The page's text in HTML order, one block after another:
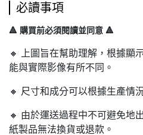
必讀事項
🔺 購買前必須閱讀並同意 🔺
🔸 上圖旨在幫助理解，根據顯
能與實際影像有所不同。
🔸 尺寸和成分可以根據生產情
🔸 由於運送過程中不可避免地
紙製品無法換貨或退款。